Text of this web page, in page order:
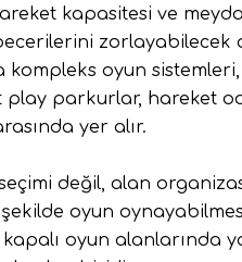
kapasitesi ve
zorlayabilecek
oyun
parkurlar, hareket
yer alır.
değil, alan
oyun
oyun alanlarında